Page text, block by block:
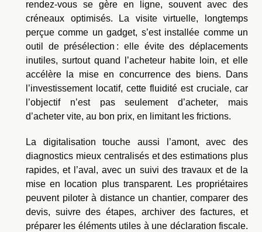
rendez-vous se gère en ligne, souvent avec des
créneaux optimisés. La visite virtuelle, longtemps
perçue comme un gadget, s’est installée comme un
outil de présélection : elle évite des déplacements
inutiles, surtout quand l’acheteur habite loin, et elle
accélère la mise en concurrence des biens. Dans
l’investissement locatif, cette fluidité est cruciale, car
l’objectif n’est pas seulement d’acheter, mais
d’acheter vite, au bon prix, en limitant les frictions.
La digitalisation touche aussi l’amont, avec des
diagnostics mieux centralisés et des estimations plus
rapides, et l’aval, avec un suivi des travaux et de la
mise en location plus transparent. Les propriétaires
peuvent piloter à distance un chantier, comparer des
devis, suivre des étapes, archiver des factures, et
préparer les éléments utiles à une déclaration fiscale.